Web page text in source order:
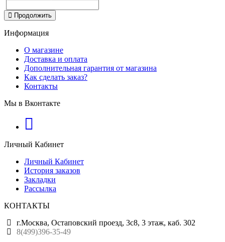
Продолжить
Информация
О магазине
Доставка и оплата
Дополнительная гарантия от магазина
Как сделать заказ?
Контакты
Мы в Вконтакте
Личный Кабинет
Личный Кабинет
История заказов
Закладки
Рассылка
КОНТАКТЫ
г.Москва, Остаповский проезд, 3с8, 3 этаж, каб. 302
8(499)396-35-49